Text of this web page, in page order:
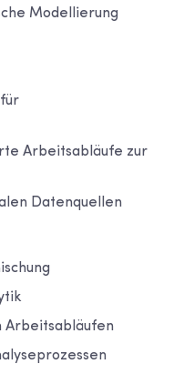
Modellierung
Arbeitsabläufe zur
Datenquellen
Arbeitsabläufen